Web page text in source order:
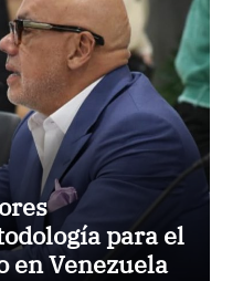
para el
en Venezuela